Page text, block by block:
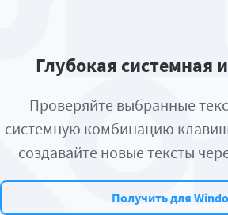
Глубокая системная
Проверяйте выбранные
системную комбинацию
создавайте новые тексты
Получить для